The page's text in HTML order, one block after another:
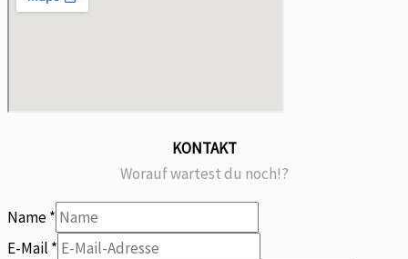
KONTAKT
Worauf wartest du noch!?
Name*
E-Mail *